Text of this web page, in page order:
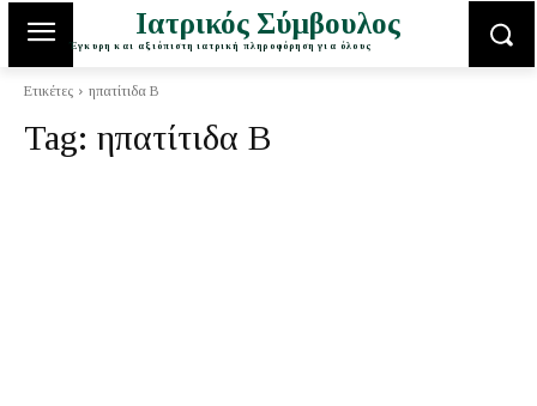
Ιατρικός Σύμβουλος
Έγκυρη και αξιόπιστη ιατρική πληροφόρηση για όλους
Ετικέτες ηπατίτιδα Β
Tag: ηπατίτιδα Β